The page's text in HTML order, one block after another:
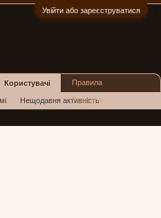
Увійти або зареєструватися
Користувачі
Нещодавня активність
Правила
Реклама